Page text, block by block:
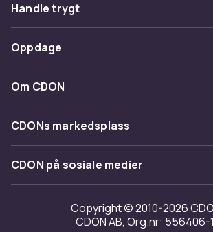
Spor pakke
Angre & returner her
Kontakt oss
Handle trygt
Betaling
Levering
Tilbakekallinger
Oppdage
Kategorier
Varemerker
Om CDON
Om oss
Kundeanmeldelser
Jobbe på CDON
Investor relations
CDONs markedsplass
Merchant Help Center
CDON på sosiale medier
Copyright © 2010-2026
CDON AB, Org.nr: 556406-